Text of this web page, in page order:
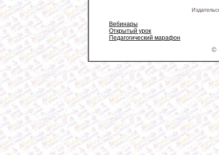
Вебинары
Открытый урок
Педагогический марафон
©